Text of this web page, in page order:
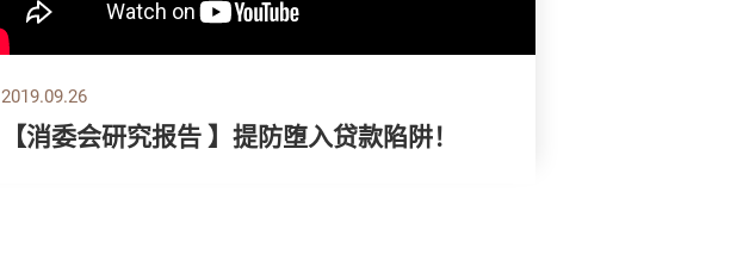
2019.09.26
【消委会研究报告 】提防堕入贷款陷阱！